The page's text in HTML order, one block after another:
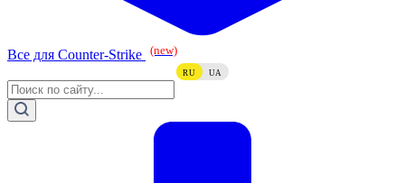
Все для Counter-Strike (new)
RU UA